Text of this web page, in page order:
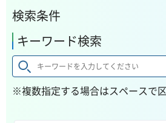
検索条件
キーワード検索
※複数指定する場合はスペースで